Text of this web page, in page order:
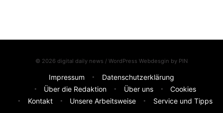
© 2026 digital daily news / WordPress Webdesgin by PIN
Impressum
Datenschutzerklärung
Über die Redaktion
Über uns
Cookies
Kontakt
Unsere Arbeitsweise Service und Tipps